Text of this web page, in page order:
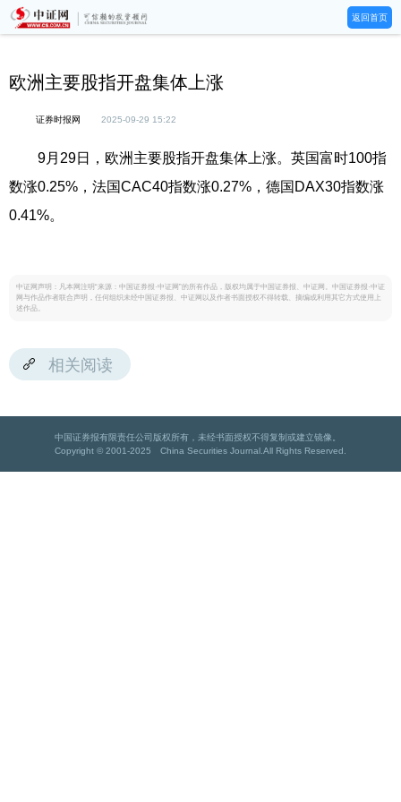
返回首页
欧洲主要股指开盘集体上涨
证券时报网 2025-09-29 15:22
9月29日，欧洲主要股指开盘集体上涨。英国富时100指
数涨0.25%，法国CAC40指数涨0.27%，德国DAX30指数涨
0.41%。
中证网声明：凡本网注明“来源：中国证券报·中证网”的所有作品，版权均属于中国证券报、中证网。中国证券报·中证
网与作品作者联合声明，任何组织未经中国证券报、中证网以及作者书面授权不得转载、摘编或利用其它方式使用上
述作品。
相关阅读
中国证券报有限责任公司版权所有，未经书面授权不得复制或建立镜像。
Copyright © 2001-2025 China Securities Journal.All Rights Reserved.